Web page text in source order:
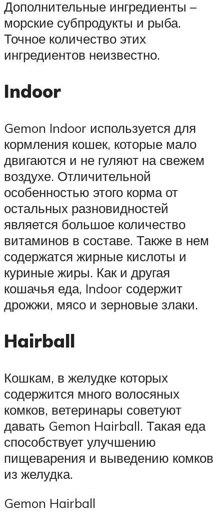
Дополнительные ингредиенты –
морские субпродукты и рыба.
Точное количество этих
ингредиентов неизвестно.
Indoor
Gemon Indoor используется для
кормления кошек, которые мало
двигаются и не гуляют на свежем
воздухе. Отличительной
особенностью этого корма от
остальных разновидностей
является большое количество
витаминов в составе. Также в нем
содержатся жирные кислоты и
куриные жиры. Как и другая
кошачья еда, Indoor содержит
дрожжи, мясо и зерновые злаки.
Hairball
Кошкам, в желудке которых
содержится много волосяных
комков, ветеринары советуют
давать Gemon Hairball. Такая еда
способствует улучшению
пищеварения и выведению комков
из желудка.
Gemon Hairball